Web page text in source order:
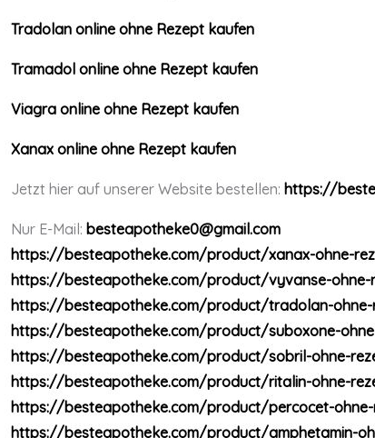
Tradolan online ohne Rezept kaufen
Tramadol online ohne Rezept kaufen
Viagra online ohne Rezept kaufen
Xanax online ohne Rezept kaufen
Jetzt hier auf unserer Website bestellen: https://
Nur E-Mail: besteapotheke0@gmail.com
https://besteapotheke.com/product/xanax-ohne-
https://besteapotheke.com/product/vyvanse-
https://besteapotheke.com/product/tradolan-
https://besteapotheke.com/product/suboxone-
https://besteapotheke.com/product/sobril-ohne-
https://besteapotheke.com/product/ritalin-ohne-
https://besteapotheke.com/product/percocet-
https://besteapotheke.com/product/amphetamin-